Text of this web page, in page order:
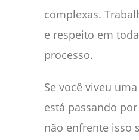
complexas.
e respeito em
processo.
Se você viveu
está passando
não enfrente isso